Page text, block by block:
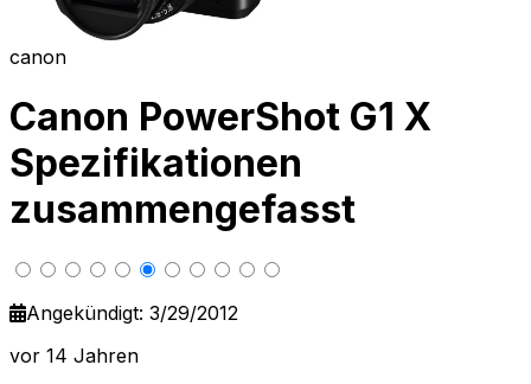
canon
Canon PowerShot G1 X
Spezifikationen
zusammengefasst
Angekündigt: 3/29/2012
vor 14 Jahren